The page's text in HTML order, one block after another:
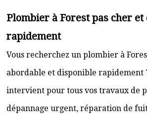
Plombier à Forest pas cher
rapidement
Vous recherchez un plombier à
abordable et disponible rapidement
intervient pour tous vos travaux de
dépannage urgent, réparation de